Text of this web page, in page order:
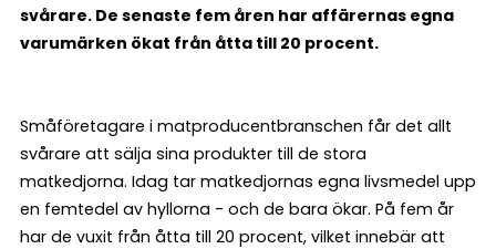
svårare. De senaste fem åren har affärernas egna
varumärken ökat från åtta till 20 procent.
Småföretagare i matproducentbranschen får det allt
svårare att sälja sina produkter till de stora
matkedjorna. Idag tar matkedjornas egna livsmedel upp
en femtedel av hyllorna - och de bara ökar. På fem år
har de vuxit från åtta till 20 procent, vilket innebär att